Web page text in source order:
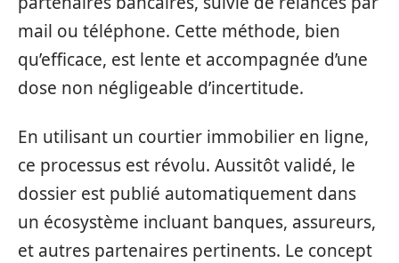
mail ou téléphone. Cette méthode, bien
qu’efficace, est lente et accompagnée d’une
dose non négligeable d’incertitude.
En utilisant un courtier immobilier en ligne,
ce processus est révolu. Aussitôt validé, le
dossier est publié automatiquement dans
un écosystème incluant banques, assureurs,
et autres partenaires pertinents. Le concept